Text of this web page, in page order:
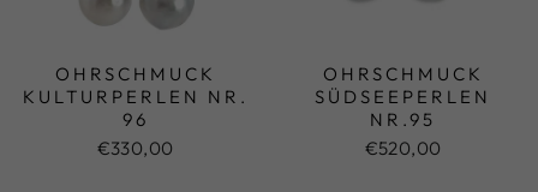
OHRSCHMUCK
KULTURPERLEN NR.
96
€330,00
OHRSCHMUCK
SÜDSEEPERLEN
NR.95
€520,00